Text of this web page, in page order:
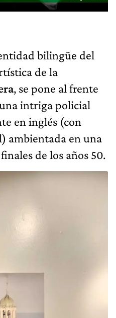
bilingüe del
de la
, se pone al frente
intriga policial
en inglés (con
ambientada en una
de los años 50.